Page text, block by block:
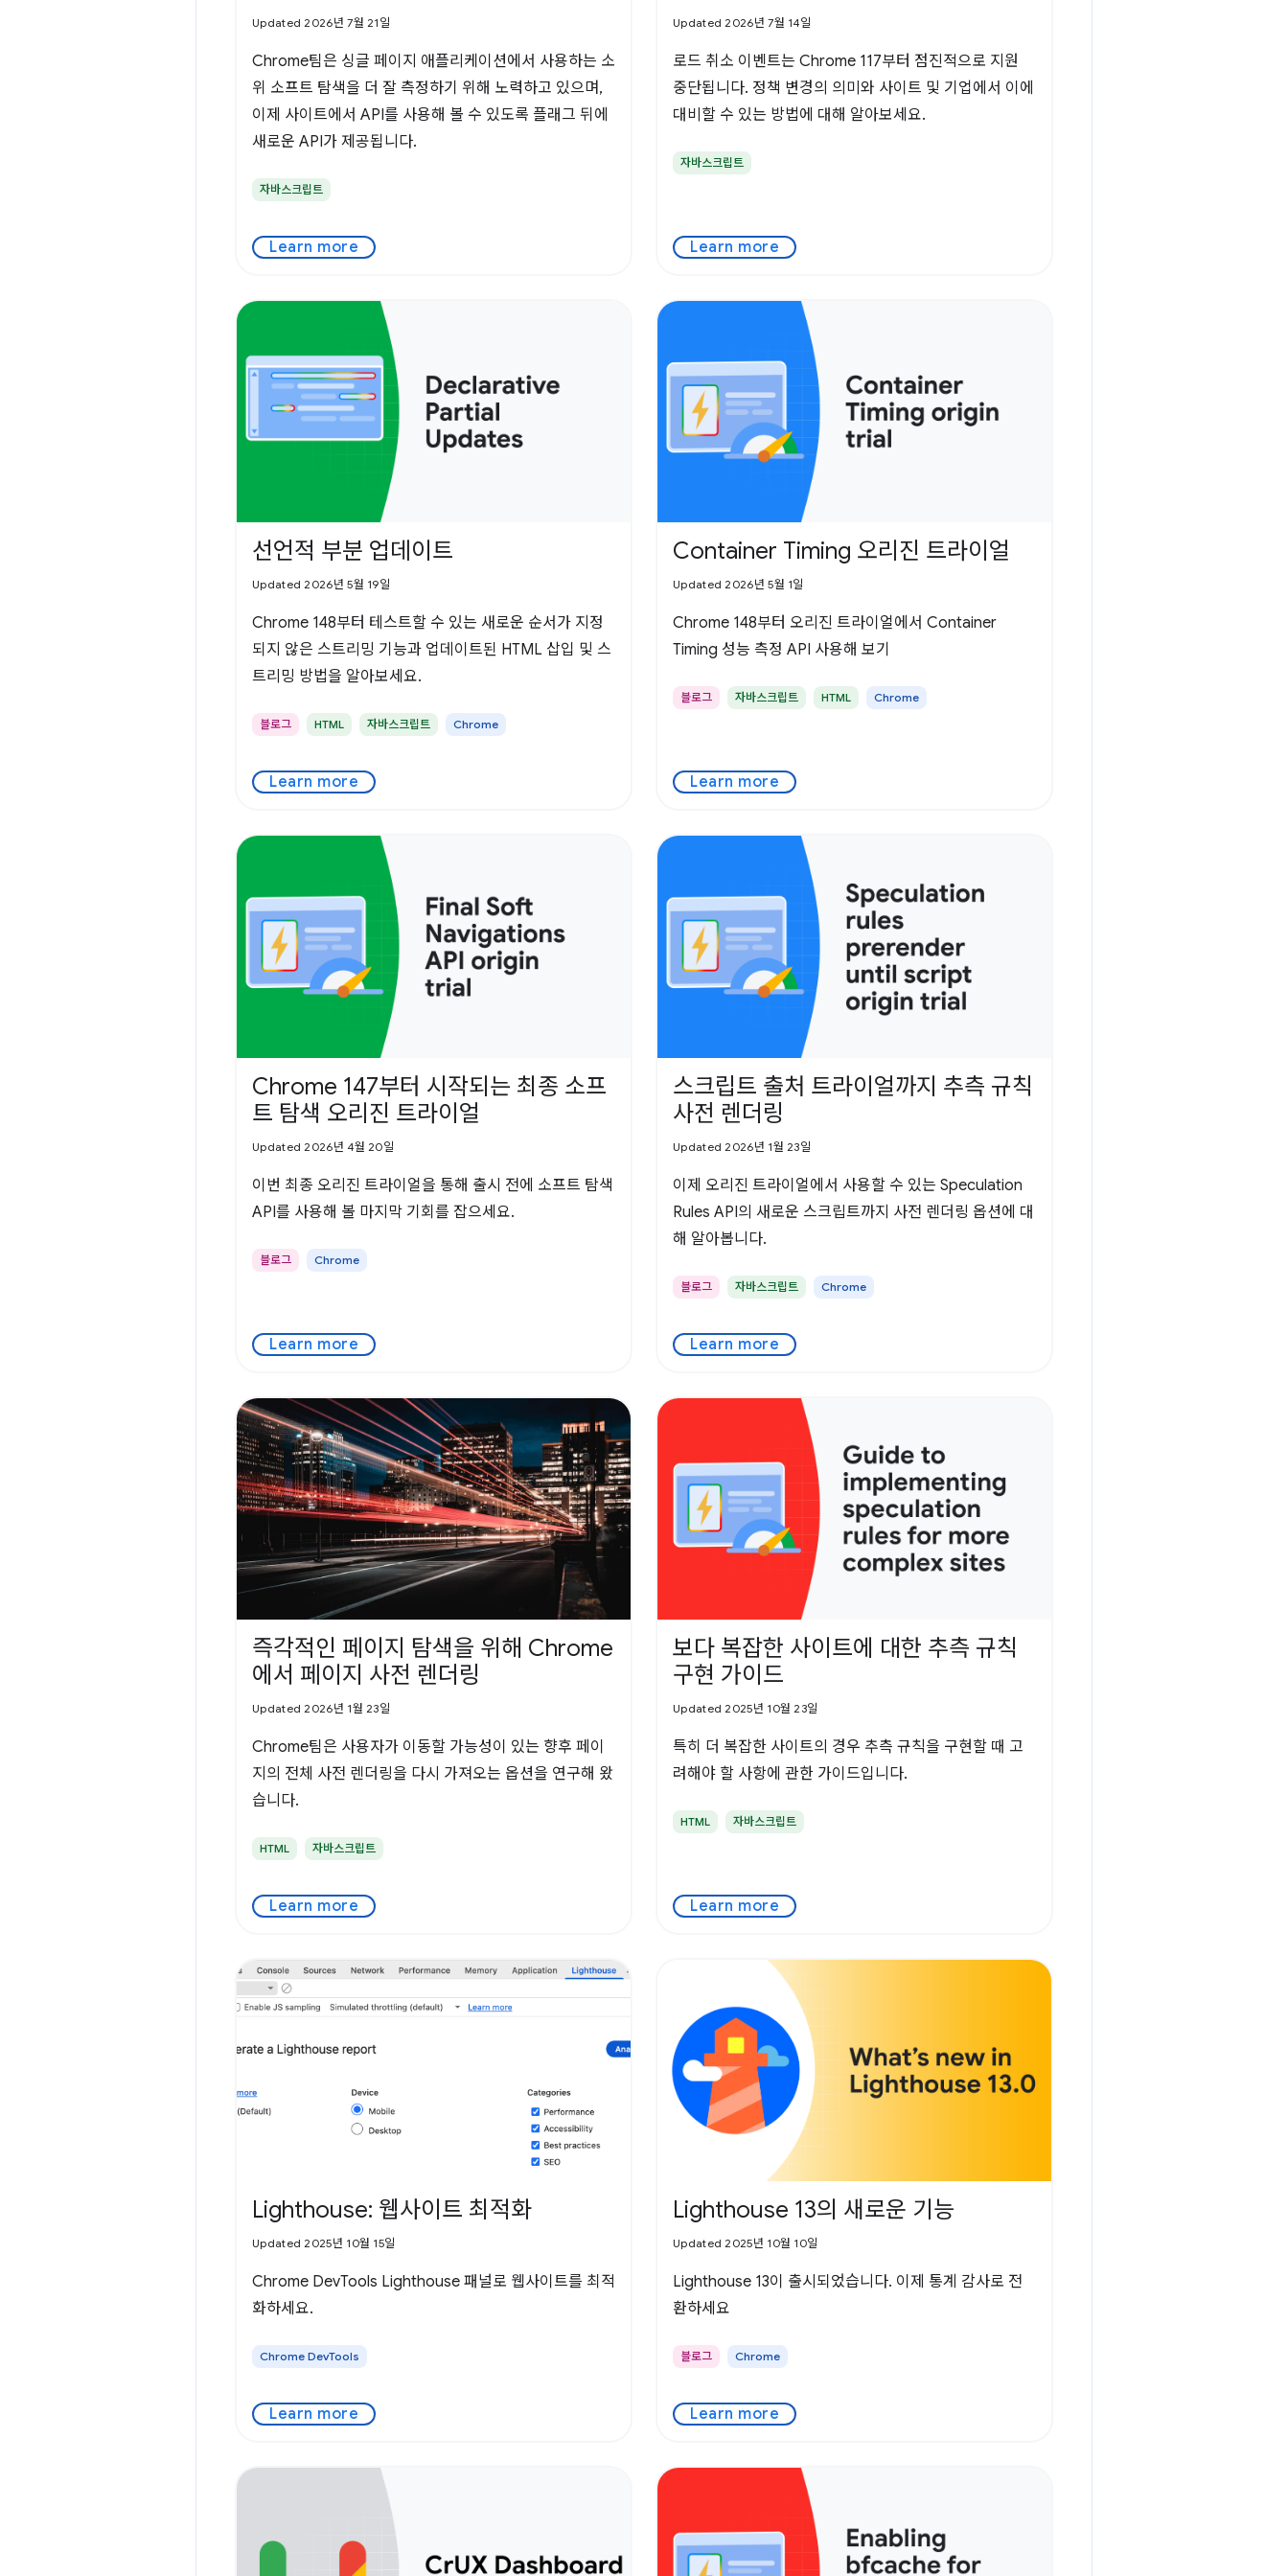
Updated 2026년 7월 21일
Chrome팀은 싱글 페이지 애플리케이션에서 사용하는 소
위 소프트 탐색을 더 잘 측정하기 위해 노력하고 있으며,
이제 사이트에서 API를 사용해 볼 수 있도록 플래그 뒤에
새로운 API가 제공됩니다.
자바스크립트
Learn more
Updated 2026년 7월 14일
로드 취소 이벤트는 Chrome 117부터 점진적으로 지원
중단됩니다. 정책 변경의 의미와 사이트 및 기업에서 이에
대비할 수 있는 방법에 대해 알아보세요.
자바스크립트
Learn more
선언적 부분 업데이트
Updated 2026년 5월 19일
Chrome 148부터 테스트할 수 있는 새로운 순서가 지정
되지 않은 스트리밍 기능과 업데이트된 HTML 삽입 및 스
트리밍 방법을 알아보세요.
블로그 HTML 자바스크립트 Chrome
Learn more
Container Timing 오리진 트라이얼
Updated 2026년 5월 1일
Chrome 148부터 오리진 트라이얼에서 Container
Timing 성능 측정 API 사용해 보기
블로그 자바스크립트 HTML Chrome
Learn more
Chrome 147부터 시작되는 최종 소프
트 탐색 오리진 트라이얼
Updated 2026년 4월 20일
이번 최종 오리진 트라이얼을 통해 출시 전에 소프트 탐색
API를 사용해 볼 마지막 기회를 잡으세요.
블로그 Chrome
Learn more
스크립트 출처 트라이얼까지 추측 규칙
사전 렌더링
Updated 2026년 1월 23일
이제 오리진 트라이얼에서 사용할 수 있는 Speculation
Rules API의 새로운 스크립트까지 사전 렌더링 옵션에 대
해 알아봅니다.
블로그 자바스크립트 Chrome
Learn more
즉각적인 페이지 탐색을 위해 Chrome
에서 페이지 사전 렌더링
Updated 2026년 1월 23일
Chrome팀은 사용자가 이동할 가능성이 있는 향후 페이
지의 전체 사전 렌더링을 다시 가져오는 옵션을 연구해 왔
습니다.
HTML 자바스크립트
Learn more
보다 복잡한 사이트에 대한 추측 규칙
구현 가이드
Updated 2025년 10월 23일
특히 더 복잡한 사이트의 경우 추측 규칙을 구현할 때 고
려해야 할 사항에 관한 가이드입니다.
HTML 자바스크립트
Learn more
Lighthouse: 웹사이트 최적화
Updated 2025년 10월 15일
Chrome DevTools Lighthouse 패널로 웹사이트를 최적
화하세요.
Chrome DevTools
Learn more
Lighthouse 13의 새로운 기능
Updated 2025년 10월 10일
Lighthouse 13이 출시되었습니다. 이제 통계 감사로 전
환하세요
블로그 Chrome
Learn more